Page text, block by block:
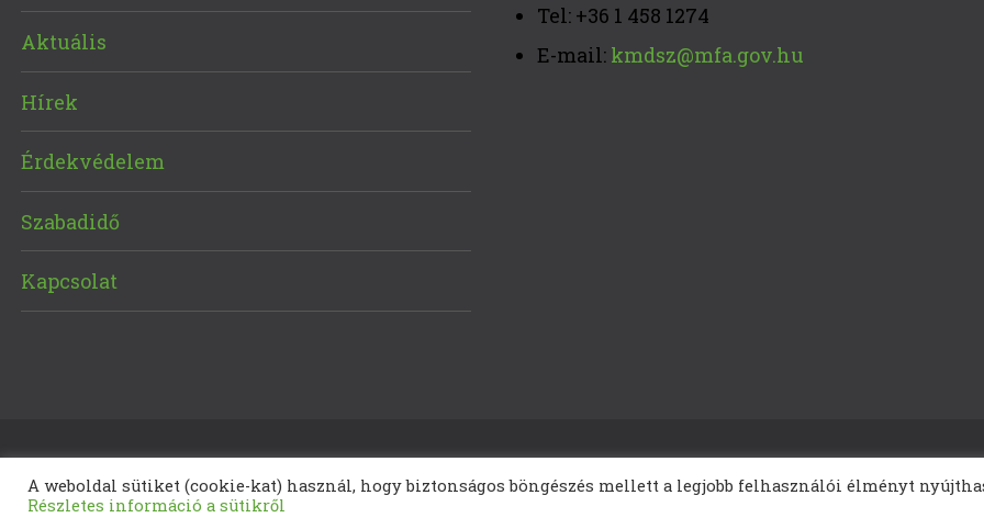
Aktuális
Hírek
Érdekvédelem
Szabadidő
Kapcsolat
Tel: +36 1 458 1274
E-mail: kmdsz@mfa.gov.hu
A weboldal sütiket (cookie-kat) használ, hogy biztonságos böngészés mellett a legjobb felhasználói élményt
Részletes információ a sütikről